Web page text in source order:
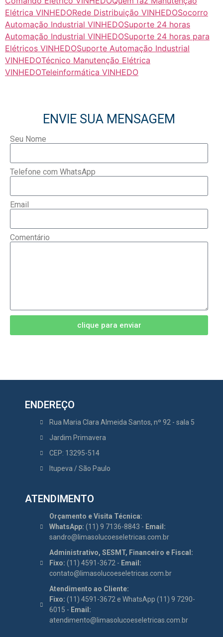
Elétrica VINHEDORede Distribuição VINHEDOSocorro
Automação Industrial VINHEDOSuporte 24 horas
Automação Industrial VINHEDOSuporte 24 horas para
Elétricos VINHEDOSuporte Automação Industrial
VINHEDOTécnico Manutenção Elétrica
VINHEDOTeleinformática VINHEDO
ENVIE SUA MENSAGEM
Seu Nome
Telefone com WhatsApp
Email
Comentário
clique para enviar
ENDEREÇO
Rua Maria Clara Almeida Santos, nº 92 - sala 5
Jardim Primavera
CEP: 13295-514
Itupeva / São Paulo
ATENDIMENTO
Orçamento e Visita Técnica:
WhatsApp: (11) 9 7136-8843 - Email:
sandro@limasolucoeseletricas.com.br
Administrativo, SESMT, Financeiro e Fiscal:
Fixo: (11) 4591-3672 - Email:
contato@limasolucoeseletricas.com.br
Atendimento ao Cliente:
Fixo: (11) 4591-3672 e WhatsApp (11) 9 7290-
6015 - Email:
atendimento@limasolucoeseletricas.com.br